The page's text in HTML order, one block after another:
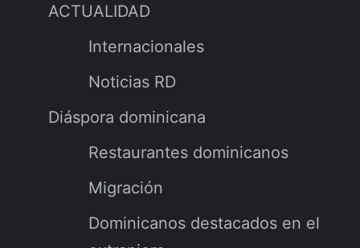
ACTUALIDAD
Internacionales
Noticias RD
Diáspora dominicana
Restaurantes dominicanos
Migración
Dominicanos destacados en el